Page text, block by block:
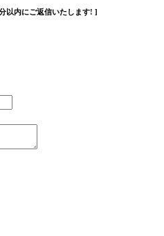
以内にご返信いたします! ]